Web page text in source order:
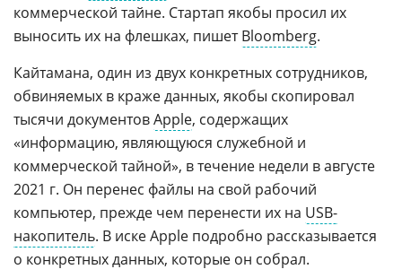
коммерческой тайне. Стартап якобы просил их
выносить их на флешках, пишетBloomberg.
Кайтамана, один из двух конкретных сотрудников,
обвиняемых в краже данных, якобы скопировал
тысячи документовApple, содержащих
«информацию, являющуюся служебной и
коммерческой тайной», в течение недели в августе
2021 г. Он перенес файлы на свой рабочий
компьютер, прежде чем перенести их на USB-
накопитель. В иске Apple подробно рассказывается
о конкретных данных, которые он собрал.